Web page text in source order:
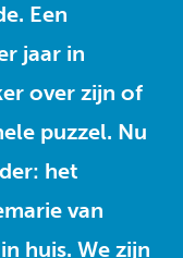
Een
jaar in
over zijn of
puzzel. Nu
het
van
huis. We zijn